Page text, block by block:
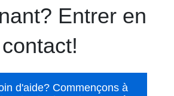
Entrer en
contact!
d'aide? Commençons à